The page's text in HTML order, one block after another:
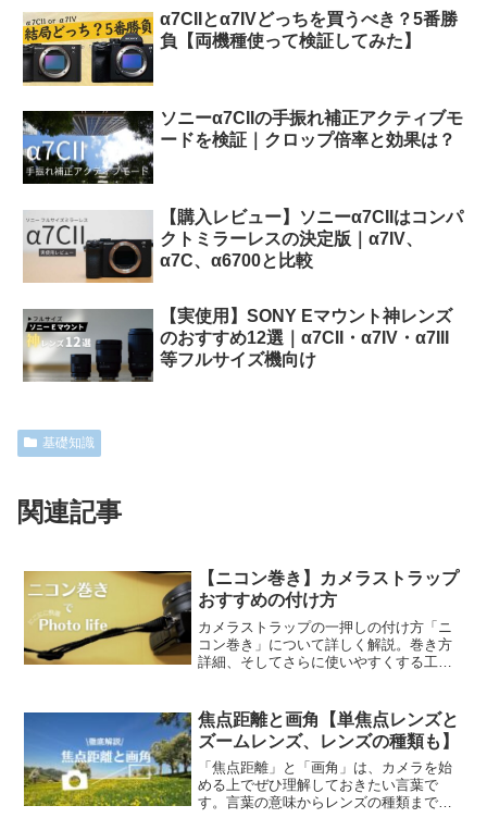
α7CIIとα7IVどっちを買うべき？5番勝
負【両機種使って検証してみた】
ソニーα7CIIの手振れ補正アクティブモ
ードを検証｜クロップ倍率と効果は？
【購入レビュー】ソニーα7CIIはコンパ
クトミラーレスの決定版｜α7IV、
α7C、α6700と比較
【実使用】SONY Eマウント神レンズ
のおすすめ12選｜α7CII・α7IV・α7III
等フルサイズ機向け
基礎知識
関連記事
【ニコン巻き】カメラストラップ
おすすめの付け方
カメラストラップの一押しの付け方「ニ
コン巻き」について詳しく解説。巻き方
詳細、そしてさらに使いやすくする工夫
の付け方も調査しました。
焦点距離と画角【単焦点レンズと
ズームレンズ、レンズの種類も】
「焦点距離」と「画角」は、カメラを始
める上でぜひ理解しておきたい言葉で
す。言葉の意味からレンズの種類まで、